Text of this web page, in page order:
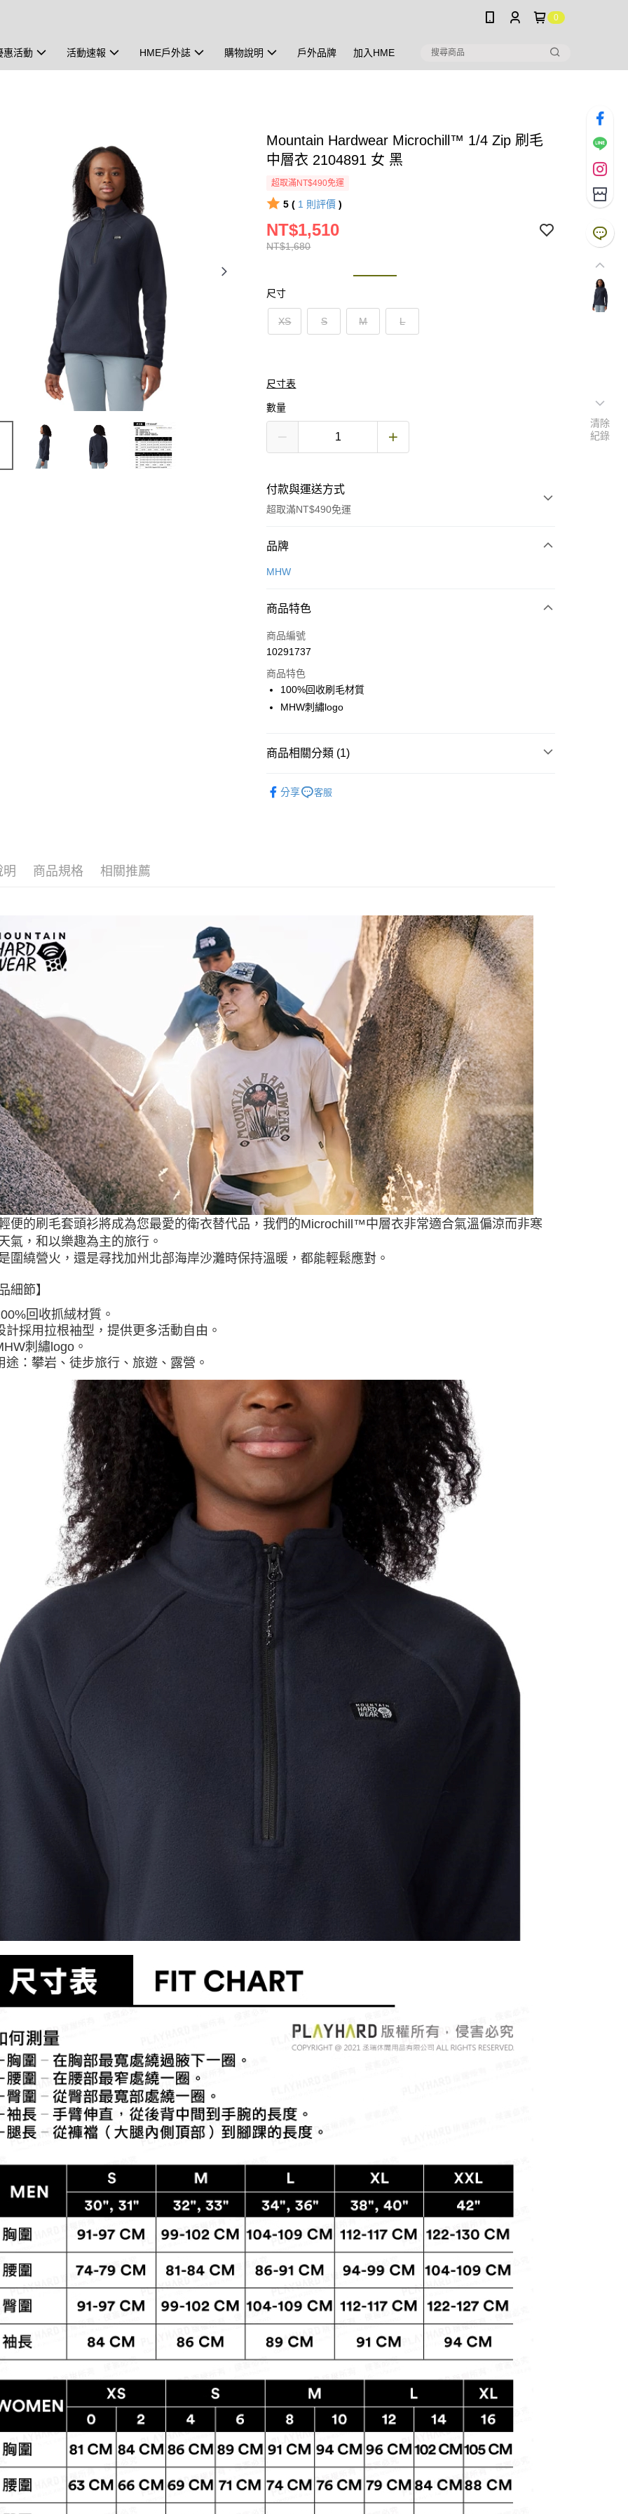
0
惠活動 活動速報 HME戶外誌 購物說明 戶外品牌 加入HME
Mountain Hardwear Microchill™ 1/4 Zip 刷毛
中層衣 2104891 女 黑
超取滿NT$490免運
5 ( 1 則評價 )
NT$1,680
NT$1,510
尺寸
XS S M L
尺寸表
數量
付款與運送方式
超取滿NT$490免運
付款方式
信用卡一次付款
合作金庫商業銀行
華南商業銀行
上海商業儲蓄銀行
國泰世華商業銀行
臺灣中小企業銀行
匯豐（台灣）商業銀行
元大商業銀行
玉山商業銀行
台灣樂天信用卡公司
超商取貨付款
LINE Pay
Apple Pay
全家取貨付款
每筆NT$60，滿NT$490(含以上)免運費
宅配
每筆NT$80，滿NT$490(含以上)免運費
離島宅配
每筆NT$80，滿NT$490(含以上)免運費
付款後門市自取
免運費
品牌
MHW
商品特色
商品編號
10291737
商品特色
100%回收刷毛材質
MHW刺繡logo
商品相關分類 (1)
分享
客服
明 商品規格 相關推薦
便的刷毛套頭衫將成為您最愛的衛衣替代品，我們的Microchill™中層衣非常適合氣溫偏涼而非寒
氣，和以樂趣為主的旅行。
圍繞營火，還是尋找加州北部海岸沙灘時保持溫暖，都能輕鬆應對。
細節】
回收抓絨材質。
計採用拉根袖型，提供更多活動自由 。
刺繡logo 。
途：攀岩、徒步旅行、旅遊、露營 。
清除
紀錄